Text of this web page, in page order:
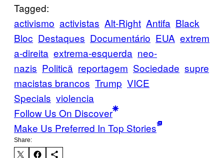
Tagged:
activismo activistas Alt-Right Antifa Black
Bloc Destaques Documentário EUA extrem
a-direita extrema-esquerda neo-
nazis Politică reportagem Sociedade supre
macistas brancos Trump VICE
Specials violencia
Follow Us On Discover
Make Us Preferred In Top Stories
Share: